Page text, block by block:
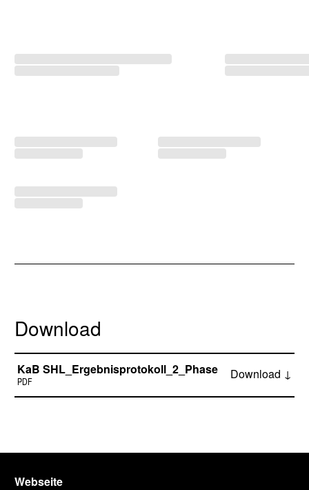
Download
KaB SHL_Ergebnisprotokoll_2_Phase
PDF
Download ↓
Webseite